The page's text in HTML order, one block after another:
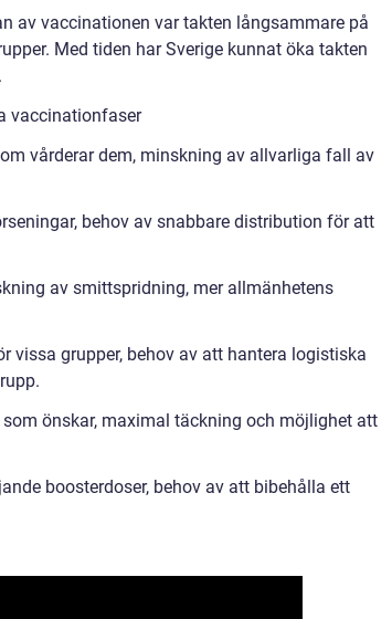
av vaccinationen var takten långsammare på
Med tiden har Sverige kunnat öka takten
vaccinationfaser
vårderar dem, minskning av allvarliga fall av
behov av snabbare distribution för att
av smittspridning, mer allmänhetens
vissa grupper, behov av att hantera logistiska
önskar, maximal täckning och möjlighet att
boosterdoser, behov av att bibehålla ett